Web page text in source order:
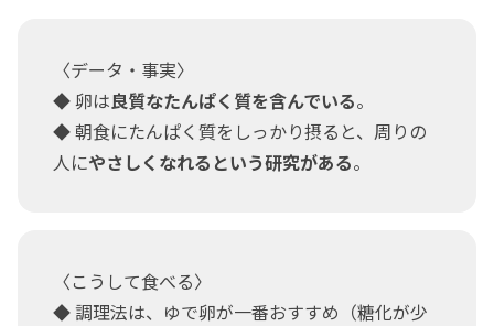
〈データ・事実〉
◆ 卵は良質なたんぱく質を含んでいる。
◆ 朝食にたんぱく質をしっかり摂ると、周りの
人にやさしくなれるという研究がある。
〈こうして食べる〉
◆ 調理法は、ゆで卵が一番おすすめ（糖化が少